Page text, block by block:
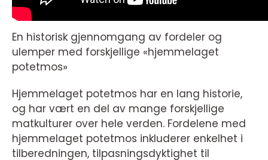
En historisk gjennomgang av fordeler og
ulemper med forskjellige «hjemmelaget
potetmos»
Hjemmelaget potetmos har en lang historie,
og har vært en del av mange forskjellige
matkulturer over hele verden. Fordelene med
hjemmelaget potetmos inkluderer enkelhet i
tilberedningen, tilpasningsdyktighet til